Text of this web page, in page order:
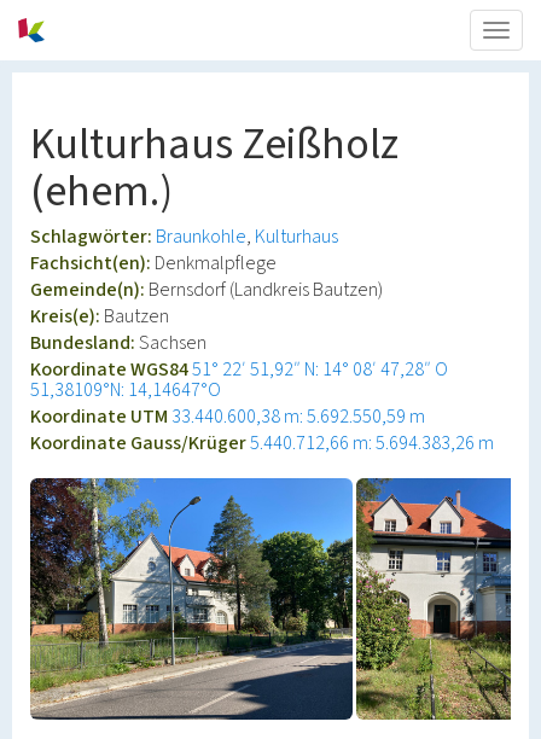
Kulturhaus Zeißholz
(ehem.)
Schlagwörter: Braunkohle Kulturhaus
Fachsicht(en): Denkmalpflege
Gemeinde(n): Bernsdorf (Landkreis Bautzen)
Kreis(e): Bautzen
Bundesland:Sachsen
Koordinate WGS8451° 22′ 51,92″ N: 14° 08′ 47,28″ O
51,38109°N: 14,14647°O
Koordinate UTM 33.440.600,38 m: 5.692.550,59 m
Koordinate Gauss/Krüger5.440.712,66 m: 5.694.383,26 m